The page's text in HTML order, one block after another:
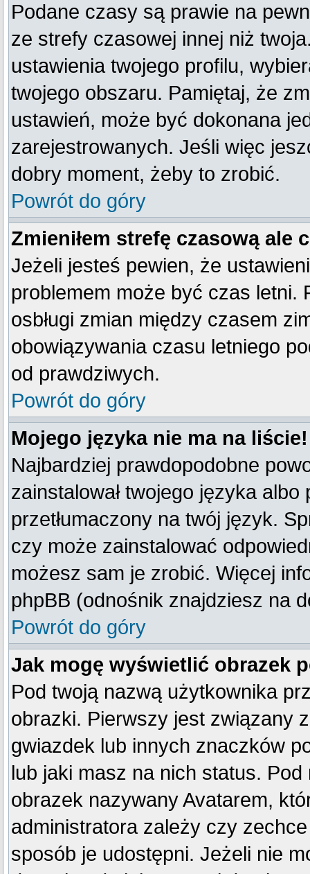
Podane czasy są prawie na
ze strefy czasowej innej niż
ustawienia twojego profilu,
twojego obszaru. Pamiętaj, że
ustawień, może być dokonana
zarejestrowanych. Jeśli więc
dobry moment, żeby to zrobić.
Powrót do góry
Zmieniłem strefę czasową ale
Jeżeli jesteś pewien, że
problemem może być czas letni.
osbługi zmian między czasem
obowiązywania czasu letniego
od prawdziwych.
Powrót do góry
Mojego języka nie ma na liście!
Najbardziej prawdopodobne
zainstalował twojego języka
przetłumaczony na twój język.
czy może zainstalować
możesz sam je zrobić. Więcej
phpBB (odnośnik znajdziesz na
Powrót do góry
Jak mogę wyświetlić obrazek
Pod twoją nazwą użytkownika
obrazki. Pierwszy jest związany
gwiazdek lub innych znaczków
lub jaki masz na nich status.
obrazek nazywany Avatarem,
administratora zależy czy
sposób je udostępni. Jeżeli nie